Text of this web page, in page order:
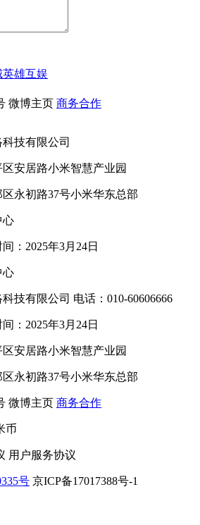
英雄互娱
微博主页 商务合作
技有限公司
安居路小米智慧产业园
永初路37号小米华东总部
心
：2025年3月24日
心
技有限公司 电话：010-60606666
：2025年3月24日
安居路小米智慧产业园
永初路37号小米华东总部
微博主页 商务合作
币
用户服务协议
号 京ICP备17017388号-1